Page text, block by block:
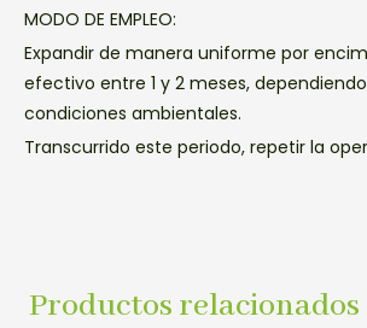
MODO DE EMPLEO:
Expandir de manera uniforme por
efectivo entre 1 y 2 meses,
condiciones ambientales.
Transcurrido este periodo, repetir la
Productos relacionados